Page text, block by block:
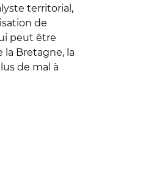
territorial,
de
peut être
Bretagne, la
de mal à